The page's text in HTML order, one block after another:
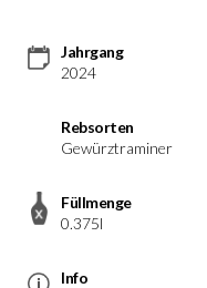
Jahrgang
2024
Rebsorten
Gewürztraminer
Füllmenge
0.375l
Info